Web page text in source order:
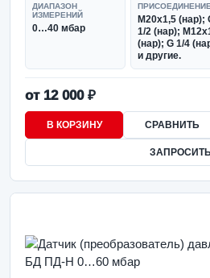
ДИАПАЗОН
ИЗМЕРЕНИЙ
0…40 мбар
ПРИСОЕДИНЕНИЕ
М20х1,5 (нар);
1/2 (нар);
(нар); G 1/4
и другие.
от 12 000 ₽
В КОРЗИНУ СРАВНИТЬ